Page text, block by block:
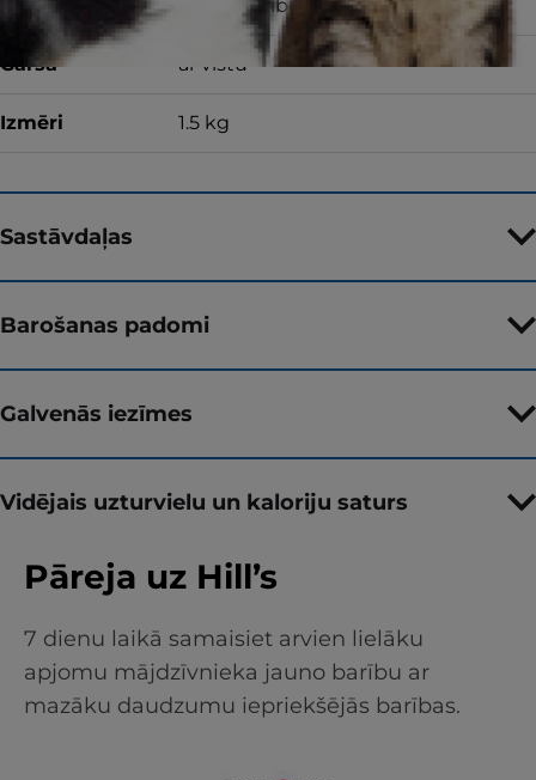
Barības forma Sausā barība
Garša ar vistu
Izmēri 1.5 kg
Sastāvdaļas
Barošanas padomi
Galvenās iezīmes
Vidējais uzturvielu un kaloriju saturs
Pāreja uz Hill’s
7 dienu laikā samaisiet arvien lielāku
apjomu mājdzīvnieka jauno barību ar
mazāku daudzumu iepriekšējās barības.